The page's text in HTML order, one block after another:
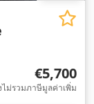
€5,700
ไม่รวมภาษีมูลค่าเพิ่ม